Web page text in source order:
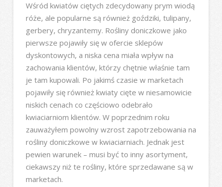
Wśród kwiatów ciętych zdecydowany prym wiodą
róże, ale popularne są również goździki, tulipany,
gerbery, chryzantemy. Rośliny doniczkowe jako
pierwsze pojawiły się w ofercie sklepów
dyskontowych, a niska cena miała wpływ na
zachowania klientów, którzy chętnie właśnie tam
je tam kupowali. Po jakimś czasie w marketach
pojawiły się również kwiaty cięte w niesamowicie
niskich cenach co częściowo odebrało
kwiaciarniom klientów. W poprzednim roku
zauważyłem powolny wzrost zapotrzebowania na
rośliny doniczkowe w kwiaciarniach. Jednak jest
pewien warunek – musi być to inny asortyment,
ciekawszy niż te rośliny, które sprzedawane są w
marketach.